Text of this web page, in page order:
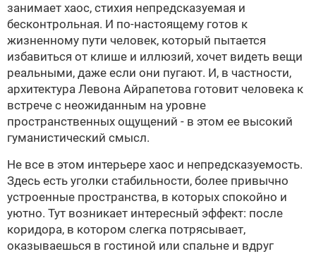
занимает хаос, стихия непредсказуемая и
бесконтрольная. И по-настоящему готов к
жизненному пути человек, который пытается
избавиться от клише и иллюзий, хочет видеть вещи
реальными, даже если они пугают. И, в частности,
архитектура Левона Айрапетова готовит человека к
встрече с неожиданным на уровне
пространственных ощущений - в этом ее высокий
гуманистический смысл.
Не все в этом интерьере хаос и непредсказуемость.
Здесь есть уголки стабильности, более привычно
устроенные пространства, в которых спокойно и
уютно. Тут возникает интересный эффект: после
коридора, в котором слегка потрясывает,
оказываешься в гостиной или спальне и вдруг